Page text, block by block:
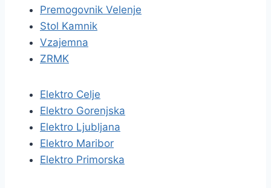
Premogovnik Velenje
Stol Kamnik
Vzajemna
ZRMK
Elektro Celje
Elektro Gorenjska
Elektro Ljubljana
Elektro Maribor
Elektro Primorska